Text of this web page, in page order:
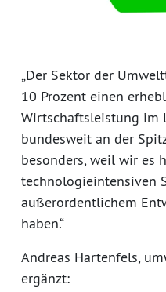
„Der Sektor der
10 Prozent einen
Wirtschaftsleistung im
bundesweit an der
besonders, weil wir es
technologieintensiven
außerordentlichem
haben.“
Andreas Hartenfels,
ergänzt: